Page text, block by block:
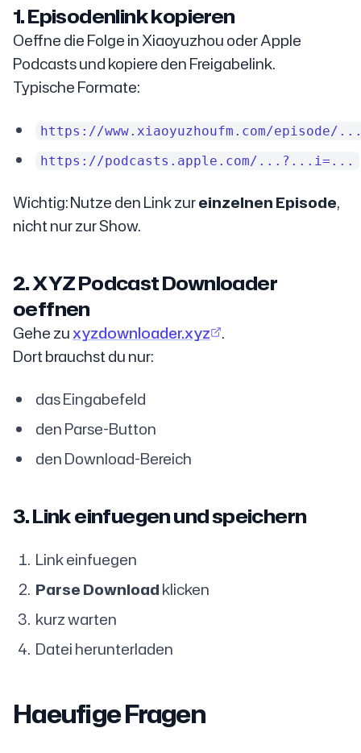
1. Episodenlink kopieren
Oeffne die Folge in Xiaoyuzhou oder Apple
Podcasts und kopiere den Freigabelink.
Typische Formate:
https://www.xiaoyuzhoufm.com/episode/
https://podcasts.apple.com/...?...i=...
Wichtig: Nutze den Link zureinzelnen Episode,
nicht nur zur Show.
2. XYZ Podcast Downloader
oeffnen
Gehe zuxyzdownloader.xyz
.
Dort brauchst du nur:
das Eingabefeld
den Parse-Button
den Download-Bereich
3. Link einfuegen und speichern
Link einfuegen
Parse Downloadklicken
kurz warten
Datei herunterladen
Haeufige Fragen